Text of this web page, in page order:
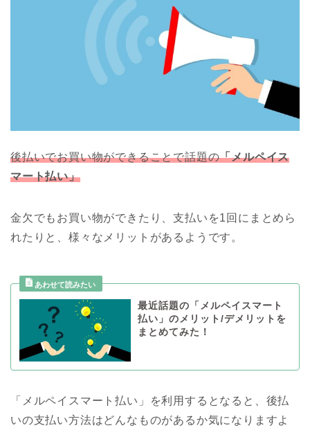
後払いでお買い物ができることで話題の「メルペイス
マート払い」
金欠でもお買い物ができたり、支払いを1回にまとめら
れたりと、様々なメリットがあるようです。
最近話題の「メルペイスマート
払い」のメリット/デメリットを
まとめてみた！
「メルペイスマート払い」を利用するとなると、後払
いの支払い方法はどんなものがあるか気になりますよ